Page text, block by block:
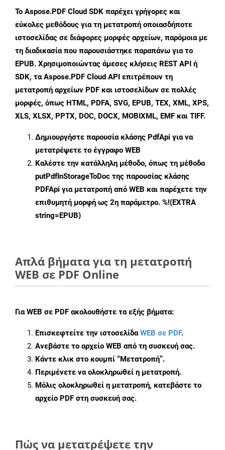
Το Aspose.PDF Cloud SDK παρέχει γρήγορες και
εύκολες μεθόδους για τη μετατροπή οποιασδήποτε
ιστοσελίδας σε διάφορες μορφές αρχείων, παρόμοια με
τη διαδικασία που παρουσιάστηκε παραπάνω για το
EPUB. Χρησιμοποιώντας άμεσες κλήσεις REST API ή
SDK, τα Aspose.PDF Cloud API επιτρέπουν τη
μετατροπή αρχείων PDF και ιστοσελίδων σε πολλές
μορφές, όπως HTML, PDFA, SVG, EPUB, TEX, XML, XPS,
XLS, XLSX, PPTX, DOC, DOCX, MOBIXML, EMF και TIFF.
Δημιουργήστε παρουσία κλάσης PdfApi για να
μετατρέψετε το έγγραφο WEB
Καλέστε την κατάλληλη μέθοδο, όπως τη μέθοδο
putPdfInStorageToDoc της παρουσίας κλάσης
PDFApi για μετατροπή από WEB και παρέχετε την
επιθυμητή μορφή ως 2η παράμετρο. %!(EXTRA
string=EPUB)
Απλά βήματα για τη μετατροπή
WEB σε PDF Online
ΓιαWEB σε PDF ακολουθήστε τα εξής βήματα:
Επισκεφτείτε την ιστοσελίδαWEB σε PDF.
Ανεβάστε το αρχείο WEB από τη συσκευή σας.
Κάντε κλικ στο κουμπί “Μετατροπή”.
Περιμένετε να ολοκληρωθεί η μετατροπή.
Μόλις ολοκληρωθεί η μετατροπή, κατεβάστε το
αρχείο PDF στη συσκευή σας.
Πώς να μετατρέψετε την